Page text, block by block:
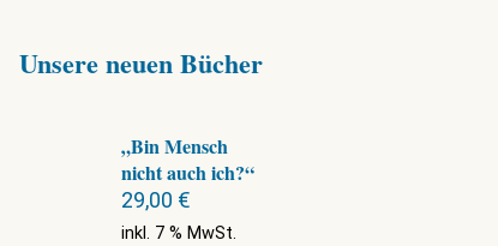
Unsere neuen Bücher
„Bin Mensch
nicht auch ich?“
29,00 €
inkl. 7 % MwSt.